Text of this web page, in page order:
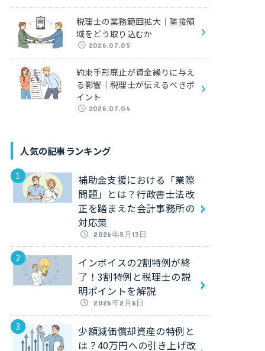
税理士の業務範囲拡大｜隣接領
域をどう取り込むか
2026.07.05
約束手形廃止が資金繰りに与え
る影響｜税理士が伝えるべきポ
イント
2026.07.04
人気の記事ランキング
補助金支援における「業際
問題」とは？行政書士法改
正を踏まえた会計事務所の
対応策
2026年5月13日
インボイスの2割特例が終
了！3割特例と税理士の説
明ポイントを解説
2026年2月6日
少額減価償却資産の特例と
は？40万円への引き上げ改